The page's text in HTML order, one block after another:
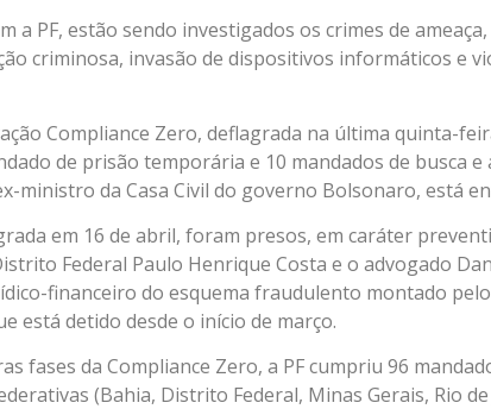
a PF, estão sendo investigados os crimes de
criminosa, invasão de dispositivos informáticos e
Compliance Zero, deflagrada na última quinta-
de prisão temporária e 10 mandados de busca e
ministro da Casa Civil do governo Bolsonaro, está
em 16 de abril, foram presos, em caráter
Federal Paulo Henrique Costa e o advogado
financeiro do esquema fraudulento montado
está detido desde o início de março.
fases da Compliance Zero, a PF cumpriu 96
(Bahia, Distrito Federal, Minas Gerais, Rio